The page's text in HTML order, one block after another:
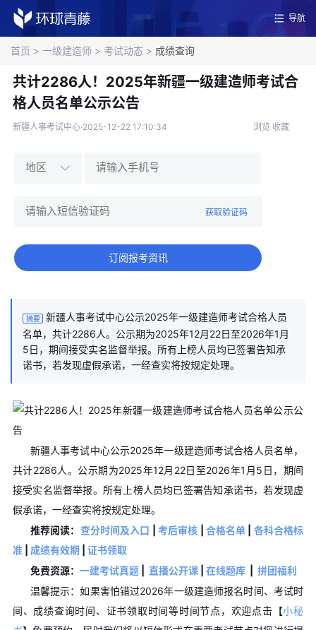
导航
首页 > 一级建造师 > 考试动态 > 成绩查询
共计2286人！2025年新疆一级建造师考试合
格人员名单公示公告
新疆人事考试中心·2025-12-22 17:10:34 浏览 收藏
获取验证码
订阅报考资讯
摘要
新疆人事考试中心公示2025年一级建造师考试合格人员
名单，共计2286人。公示期为2025年12月22日至2026年1月
5日，期间接受实名监督举报。所有上榜人员均已签署告知承
诺书，若发现虚假承诺，一经查实将按规定处理。
新疆人事考试中心公示2025年一级建造师考试合格人员名单，
共计2286人。公示期为2025年12月22日至2026年1月5日，期间
接受实名监督举报。所有上榜人员均已签署告知承诺书，若发现虚
假承诺，一经查实将按规定处理。
推荐阅读： 查分时间及入口 考后审核 合格名单
各科合格标
准
成绩有效期
证书领取
免费资源： 一建考试真题| 直播公开课| 在线题库
拼团福利
温馨提示：如果害怕错过2026年一级建造师报名时间、考试时
间、成绩查询时间、证书领取时间等时间节点，欢迎点击【小秘